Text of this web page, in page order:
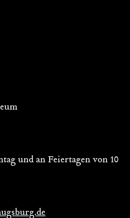
und an Feiertagen von 10